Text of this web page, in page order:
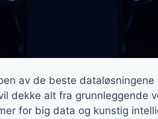
av de beste
dekke alt fra grunnleggende
for big data og kunstig